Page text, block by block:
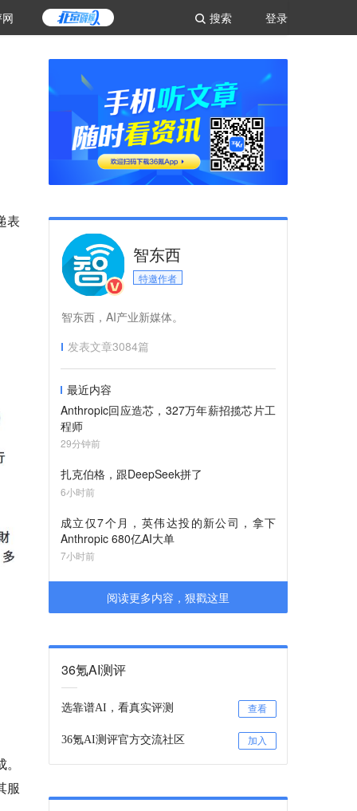
登录
搜索
表
服
智东西
特邀作者
智东西，AI产业新媒体。
发表文章3084篇
最近内容
Anthropic回应造芯，327万年薪招揽芯片工
程师
29分钟前
扎克伯格，跟DeepSeek拼了
6小时前
成立仅7个月，英伟达投的新公司，拿下
Anthropic 680亿AI大单
7小时前
阅读更多内容，狠戳这里
36氪AI测评
选靠谱AI，看真实评测 查看
36氪AI测评官方交流社区 加入